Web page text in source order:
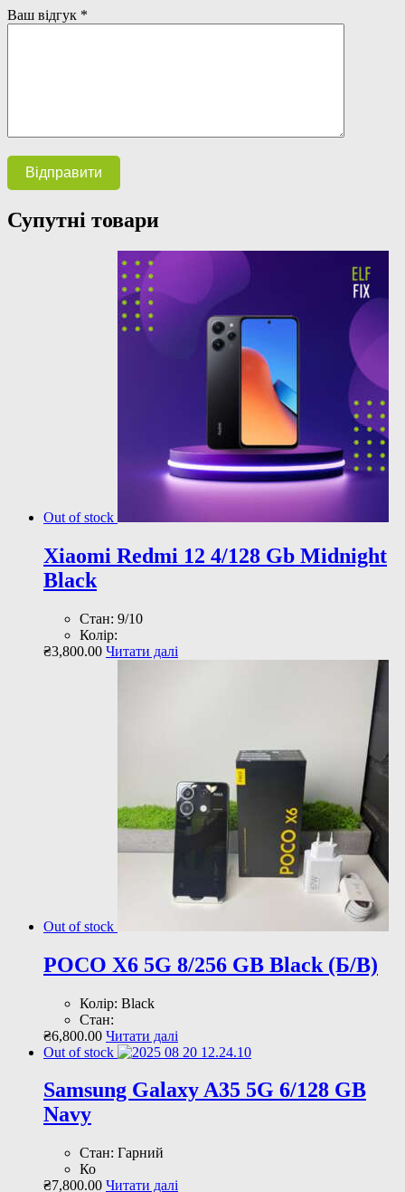
Ваш відгук *
Супутні товари
Out of stock
Xiaomi Redmi 12 4/128 Gb Midnight
Black
Стан: 9/10
Колір:
₴3,800.00 Читати далі
Out of stock
POCO X6 5G 8/256 GB Black (Б/В)
Колір: Black
Стан:
₴6,800.00 Читати далі
Out of stock
Samsung Galaxy A35 5G 6/128 GB
Navy
Стан: Гарний
Ко
₴7,800.00 Читати далі